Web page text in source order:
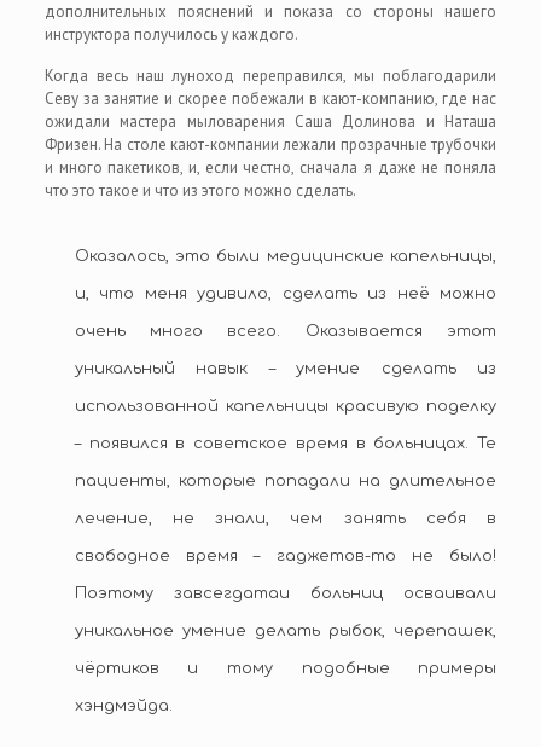
дополнительных пояснений и показа со стороны нашего
инструктора получилось у каждого.
Когда весь наш луноход переправился, мы поблагодарили
Севу за занятие и скорее побежали в кают-компанию, где нас
ожидали мастера мыловарения Саша Долинова и Наташа
Фризен. На столе кают-компании лежали прозрачные трубочки
и много пакетиков, и, если честно, сначала я даже не поняла
что это такое и что из этого можно сделать.
Оказалось, это были медицинские капельницы,
и, что меня удивило, сделать из неё можно
очень много всего. Оказывается этот
уникальный навык – умение сделать из
использованной капельницы красивую поделку
– появился в советское время в больницах. Те
пациенты, которые попадали на длительное
лечение, не знали, чем занять себя в
свободное время – гаджетов-то не было!
Поэтому завсегдатаи больниц осваивали
уникальное умение делать рыбок, черепашек,
чёртиков и тому подобные примеры
хэндмэйда.